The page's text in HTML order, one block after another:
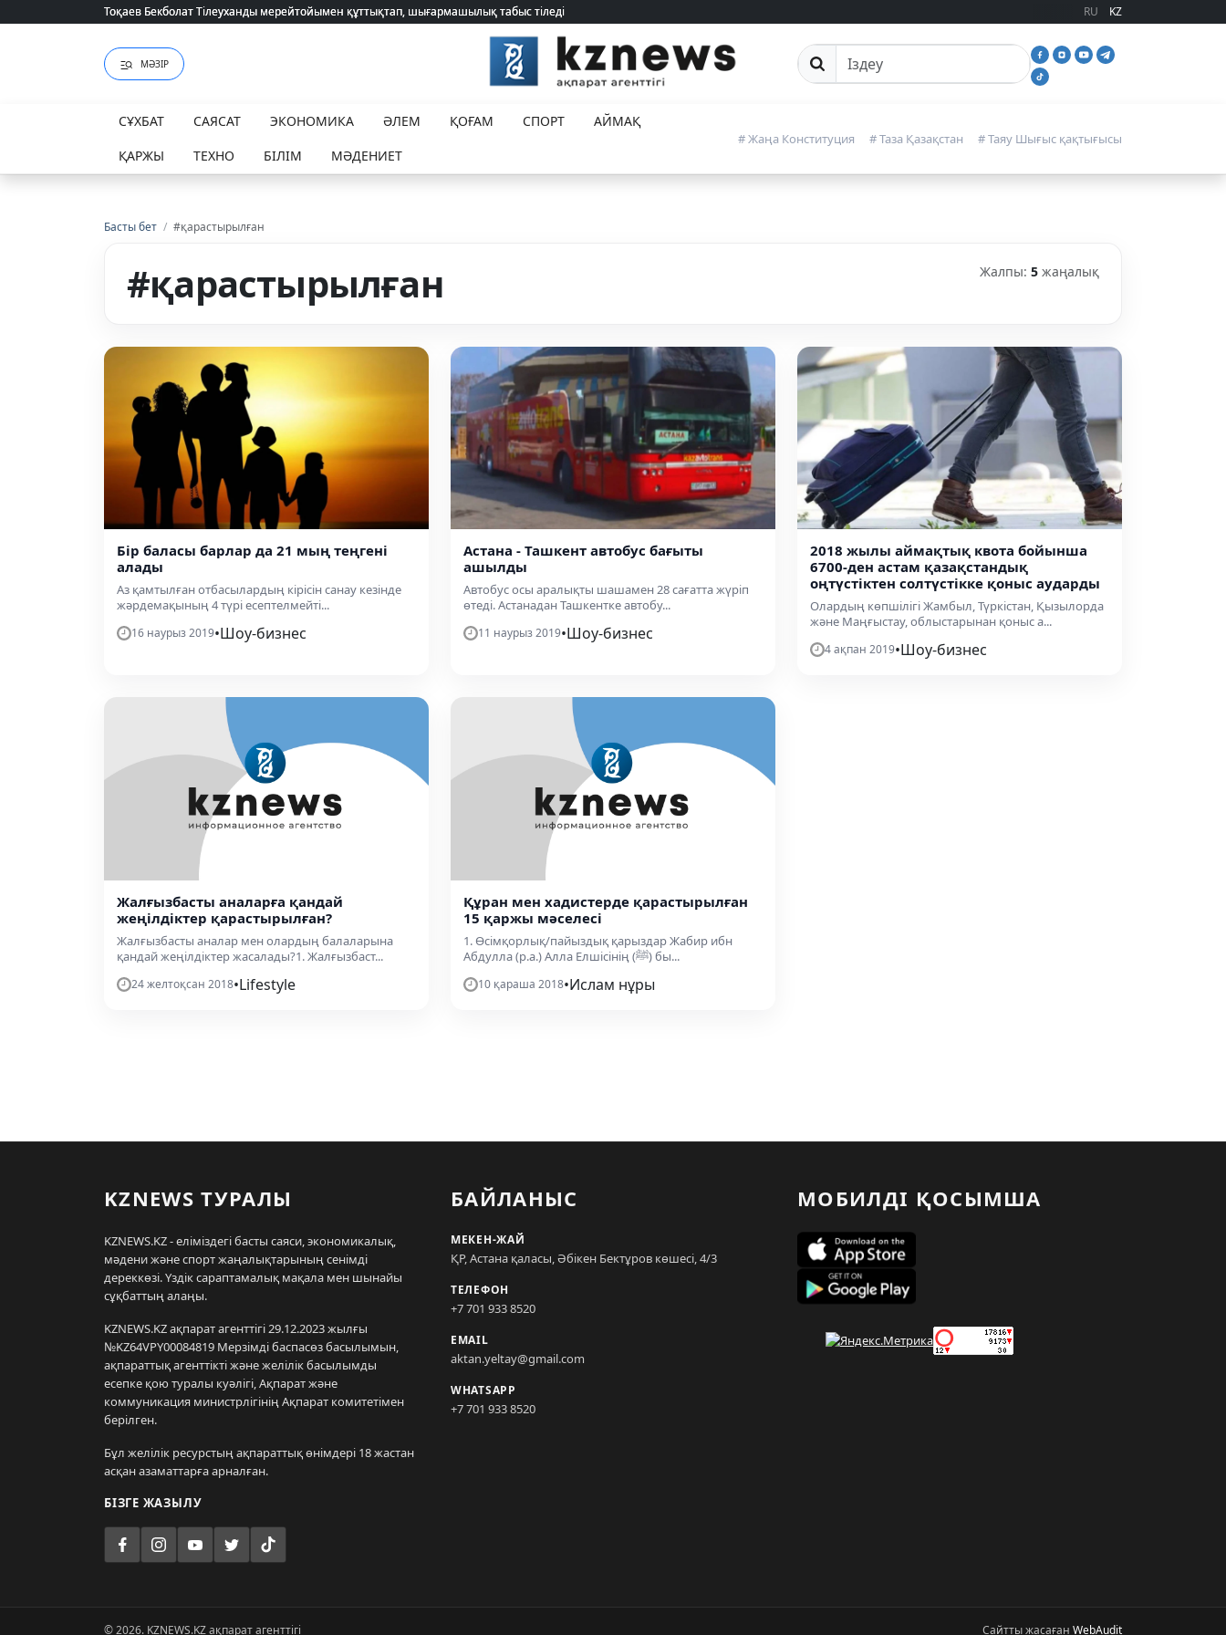
Тоқаев Бекболат Тілеуханды мерейтойымен құттықтап, шығармашылық табыс тіледі
Тоқаев Бекболат Тілеуханды мерейтойымен құттықтап, шығармашылық табыс тіледі RU KZ
МӘЗІР Сайттан іздеу
СҰХБАТ САЯСАТ ЭКОНОМИКА ӘЛЕМ ҚОҒАМ СПОРТ
АЙМАҚ
ҚАРЖЫ
ТЕХНО БІЛІМ МӘДЕНИЕТ
# Жаңа Конституция # Таза Қазақстан # Таяу Шығыс қақтығысы
Басты бет / #қарастырылған
#қарастырылған Жалпы: 5 жаңалық
Бір баласы барлар да 21 мың теңгені
алады
Аз қамтылған отбасылардың кірісін санау кезінде
жәрдемақының 4 түрі есептелмейті...
16 наурыз 2019•Шоу-бизнес
Астана - Ташкент автобус бағыты
ашылды
Автобус осы аралықты шашамен 28 сағатта жүріп
өтеді. Астанадан Ташкентке автобу...
11 наурыз 2019•Шоу-бизнес
2018 жылы аймақтық квота бойынша
6700-ден астам қазақстандық
оңтүстіктен солтүстікке қоныс аударды
Олардың көпшілігі Жамбыл, Түркістан, Қызылорда
және Маңғыстау, облыстарынан қоныс а...
4 ақпан 2019•Шоу-бизнес
Жалғызбасты аналарға қандай
жеңілдіктер қарастырылған?
Жалғызбасты аналар мен олардың балаларына
қандай жеңілдіктер жасалады?1. Жалғызбаст...
24 желтоқсан 2018•Lifestyle
Құран мен хадистерде қарастырылған
15 қаржы мәселесі
1. Өсімқорлық/пайыздық қарыздар Жабир ибн
Абдулла (р.а.) Алла Елшісінің (ﷺ) бы...
10 қараша 2018•Ислам нұры
KZNEWS ТУРАЛЫ
KZNEWS.KZ - еліміздегі басты саяси, экономикалық,
мәдени және спорт жаңалықтарының сенімді
дереккөзі. Үздік сараптамалық мақала мен шынайы
сұқбаттың алаңы.
KZNEWS.KZ ақпарат агенттігі 29.12.2023 жылғы
№KZ64VPY00084819 Мерзімді баспасөз басылымын,
ақпараттық агенттікті және желілік басылымды
есепке қою туралы куәлігі, Ақпарат және
коммуникация министрлігінің Ақпарат комитетімен
берілген.
Бұл желілік ресурстың ақпараттық өнімдері 18 жастан
асқан азаматтарға арналған.
БІЗГЕ ЖАЗЫЛУ
БАЙЛАНЫС
МЕКЕН-ЖАЙ
ҚР, Астана қаласы, Әбікен Бектұров көшесі, 4/3
ТЕЛЕФОН
+7 701 933 8520
EMAIL
aktan.yeltay@gmail.com
WHATSAPP
+7 701 933 8520
МОБИЛДІ ҚОСЫМША
© 2026. KZNEWS.KZ ақпарат агенттігі Сайтты жасаған WebAudit